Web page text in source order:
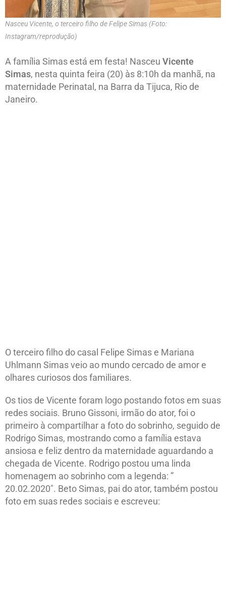
Nasceu Vicente, o terceiro filho de Felipe Simas (Foto:
Instagram/reprodução)
A família Simas está em festa! Nasceu Vicente
Simas, nesta quinta feira (20) às 8:10h da manhã, na
maternidade Perinatal, na Barra da Tijuca, Rio de
Janeiro.
O terceiro filho do casal Felipe Simas e Mariana
Uhlmann Simas veio ao mundo cercado de amor e
olhares curiosos dos familiares.
Os tios de Vicente foram logo postando fotos em suas
redes sociais. Bruno Gissoni, irmão do ator, foi o
primeiro à compartilhar a foto do sobrinho, seguido de
Rodrigo Simas, mostrando como a família estava
ansiosa e feliz dentro da maternidade aguardando a
chegada de Vicente. Rodrigo postou uma linda
homenagem ao sobrinho com a legenda: ”
20.02.2020″. Beto Simas, pai do ator, também postou
foto em suas redes sociais e escreveu: